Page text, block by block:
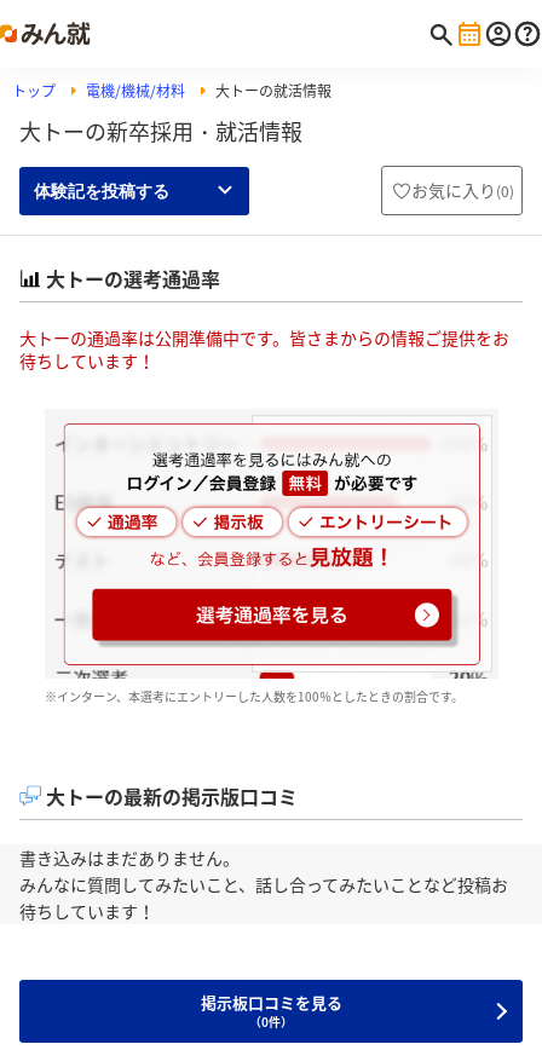
トップ 電機/機械/材料 大トーの就活情報
大トーの新卒採用・就活情報
体験記を投稿する お気に入り (0)
大トーの選考通過率
大トーの通過率は公開準備中です。皆さまからの情報ご提供をお
待ちしています！
※インターン、本選考にエントリーした人数を100％としたときの割合です。
大トーの最新の掲示版口コミ
書き込みはまだありません。
みんなに質問してみたいこと、話し合ってみたいことなど投稿お
待ちしています！
掲示板口コミを見る
（0件）